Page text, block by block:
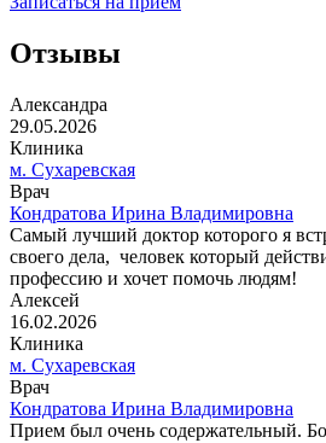
Отзывы
Александра
29.05.2026
Клиника
м. Сухаревская
Врач
Кондратова Ирина Владимировна
Самый лучший доктор которого я
своего дела, человек который
профессию и хочет помочь людям!
Алексей
16.02.2026
Клиника
м. Сухаревская
Врач
Кондратова Ирина Владимировна
Прием был очень содержательный.